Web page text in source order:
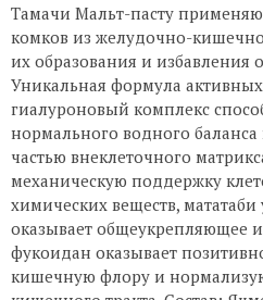
Тамачи Мальт-пасту
комков из желудочно-
их образования и избавления
Уникальная формула
гиалуроновый комплекс
нормального водного баланса
частью внеклеточного
механическую поддержку
химических веществ,
оказывает общеукрепляющее
фукоидан оказывает
кишечную флору и